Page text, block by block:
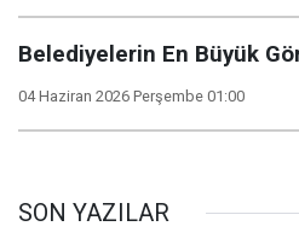
Belediyelerin En Büyük
04 Haziran 2026 Perşembe 01:00
SON YAZILAR